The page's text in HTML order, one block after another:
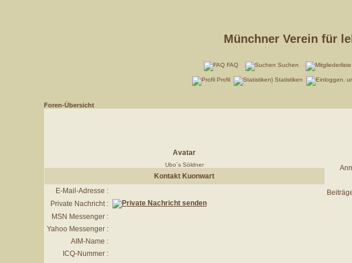
Münchner Verein für
FAQ Suchen
Profil Statistiken
Foren-Übersicht
Avatar
Ubo´s Söldner
Kontakt Kuonwart
E-Mail-Adresse :
Private Nachricht :
MSN Messenger :
Yahoo Messenger :
AIM-Name :
ICQ-Nummer :